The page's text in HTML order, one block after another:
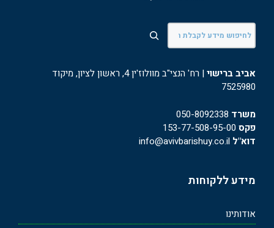
חיפוש
אביב ברישוי
| רח' הנצי"ב מוולוז'ין 4, ראשון לציון, מיקוד
7525980
משרד 050-8092338
פקס
דוא"ל
מידע ללקוחות
אודותינו